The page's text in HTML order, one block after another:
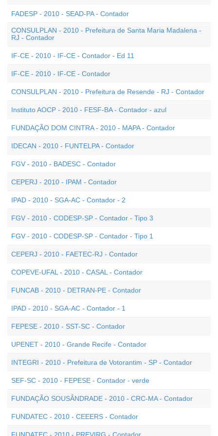
FADESP - 2010 - SEAD-PA - Contador
CONSULPLAN - 2010 - Prefeitura de Santa Maria Madalena -
RJ - Contador
IF-CE - 2010 - IF-CE - Contador - Ed 11
IF-CE - 2010 - IF-CE - Contador
CONSULPLAN - 2010 - Prefeitura de Resende - RJ - Contador
Instituto AOCP - 2010 - FESF-BA - Contador - azul
FUNDAÇÃO DOM CINTRA - 2010 - MAPA - Contador
IDECAN - 2010 - FUNTELPA - Contador
FGV - 2010 - BADESC - Contador
CEPERJ - 2010 - IPAM - Contador
IPAD - 2010 - SGA-AC - Contador - 2
FGV - 2010 - CODESP-SP - Contador - Tipo 3
FGV - 2010 - CODESP-SP - Contador - Tipo 1
CEPERJ - 2010 - FAETEC-RJ - Contador
COPEVE-UFAL - 2010 - CASAL - Contador
FUNCAB - 2010 - DETRAN-PE - Contador
IPAD - 2010 - SGA-AC - Contador - 1
FEPESE - 2010 - SST-SC - Contador
UPENET - 2010 - Grande Recife - Contador
INTEGRI - 2010 - Prefeitura de Votorantim - SP - Contador
SEF-SC - 2010 - FEPESE - Contador - verde
FUNDAÇÃO SOUSÂNDRADE - 2010 - CRC-MA - Contador
FUNDATEC - 2010 - CEEERS - Contador